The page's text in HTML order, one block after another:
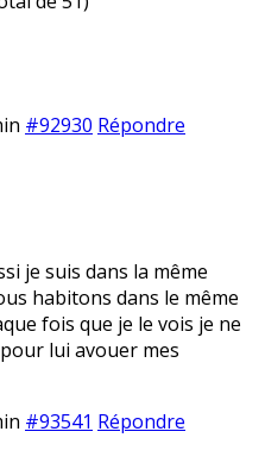
#92930 Répondre
je suis dans la même
habitons dans le même
fois que je le vois je ne
lui avouer mes
#93541 Répondre